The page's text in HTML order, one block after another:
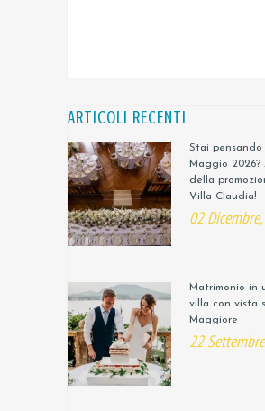
ARTICOLI RECENTI
Stai
Maggio
della
Villa Claudia!
02
Matrimonio in
villa con vista
Maggiore
22